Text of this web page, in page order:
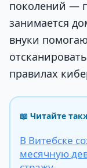
поколений —
занимается
внуки
правилах
📖 Читайте
В Витебске
месячную